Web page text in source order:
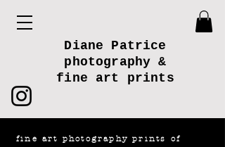
Diane Patrice
photography &
fine art prints
fine art photography prints of